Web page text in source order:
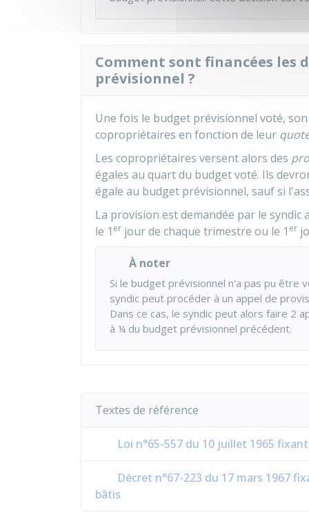
Comment sont financées les
prévisionnel ?
Une fois le budget prévisionnel voté,
copropriétaires en fonction de leur
Les copropriétaires versent alors des
égales au quart du budget voté. Ils
égale au budget prévisionnel, sauf si
La provision est demandée par le
le 1 er jour de chaque trimestre ou le 1 er
À noter
Si le budget prévisionnel n'a pas pu être
syndic peut procéder à un appel de
Dans ce cas, le syndic peut alors faire 2
à ¼ du budget prévisionnel précédent.
Textes de référence
Loi n°65-557 du 10 juillet 1965
Décret n°67-223 du 17 mars 1967
bâtis